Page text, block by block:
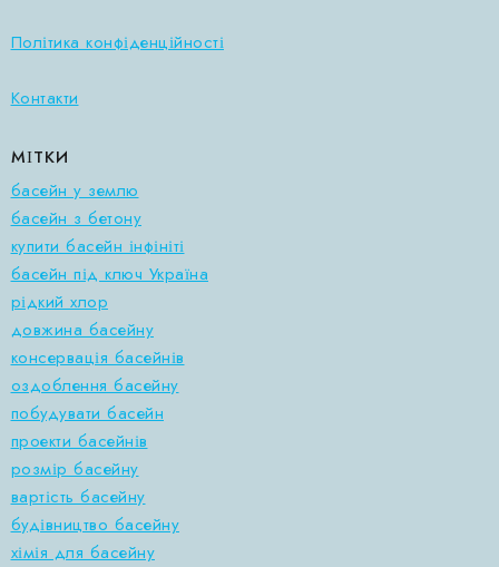
Політика конфіденційності
Контакти
МІТКИ
басейн у землю
басейн з бетону
купити басейн інфініті
басейн під ключ Україна
рідкий хлор
довжина басейну
консервація басейнів
оздоблення басейну
побудувати басейн
проекти басейнів
розмір басейну
вартість басейну
будівництво басейну
хімія для басейну